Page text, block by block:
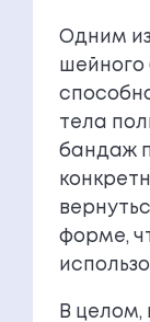
Одним
шейного
тела
бандаж
форме,
В